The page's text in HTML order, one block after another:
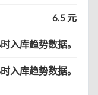
6.5 元
入库趋势数据。
入库趋势数据。